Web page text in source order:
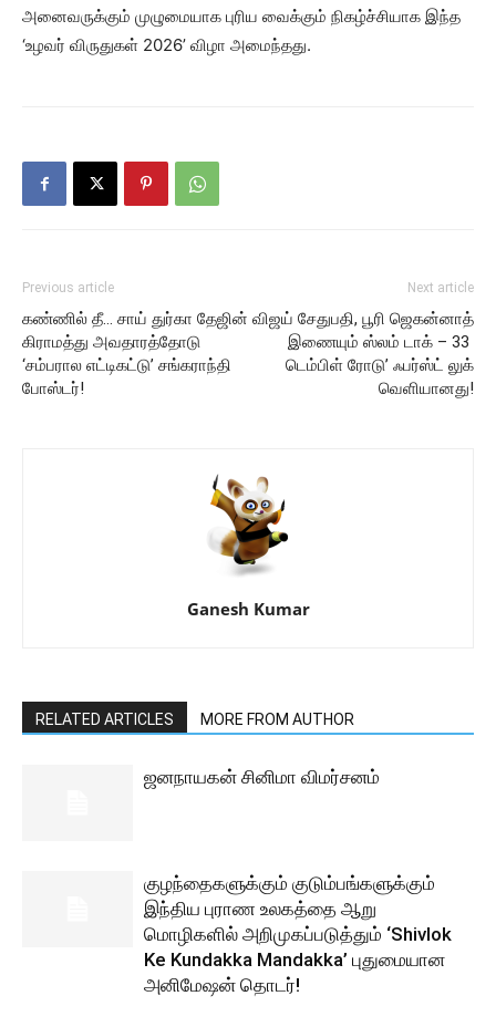
அனைவருக்கும் முழுமையாக புரிய வைக்கும் நிகழ்ச்சியாக இந்த
‘உழவர் விருதுகள் 2026’ விழா அமைந்தது.
Previous article
கண்ணில் தீ… சாய் துர்கா தேஜின்
கிராமத்து அவதாரத்தோடு
‘சம்பரால எட்டிகட்டு’ சங்கராந்தி
போஸ்டர்!
Next article
விஜய் சேதுபதி, பூரி ஜெகன்னாத்
இணையும் ஸ்லம் டாக் – 33
டெம்பிள் ரோடு’ ஃபர்ஸ்ட் லுக்
வெளியானது!
Ganesh Kumar
RELATED ARTICLES MORE FROM AUTHOR
ஜனநாயகன் சினிமா விமர்சனம்
குழந்தைகளுக்கும் குடும்பங்களுக்கும்
இந்திய புராண உலகத்தை ஆறு
மொழிகளில் அறிமுகப்படுத்தும் ‘Shivlok
Ke Kundakka Mandakka’ புதுமையான
அனிமேஷன் தொடர்!